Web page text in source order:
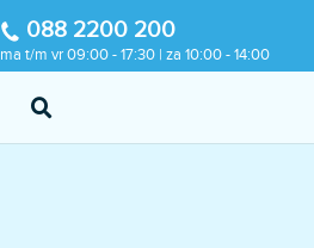
088 2200 200
ma t/m vr 09:00 - 17:30 | za 10:00 - 14:00